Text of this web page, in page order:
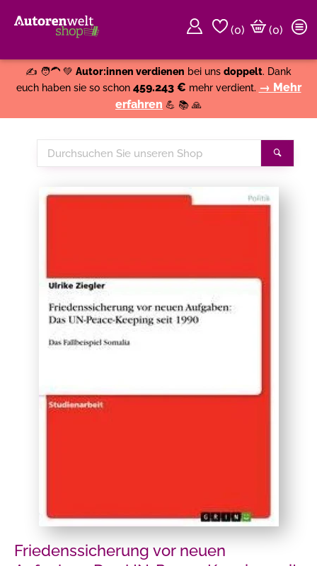
(0)
(0)
✍️ 🧑‍🦱 💚 Autor:innen verdienen bei uns doppelt. Dank
euch haben sie so schon 459.243 € mehr verdient. → Mehr
erfahren 💪 📚 🙏
Durchsuchen
Sie
Shop
Friedenssicherung vor neuen